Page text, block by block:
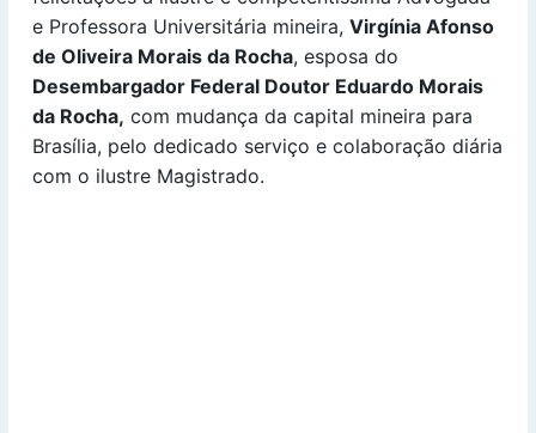
e Professora Universitária mineira,Virgínia Afonso
de Oliveira Morais da Rocha, esposa do
Desembargador Federal Doutor Eduardo Morais
da Rocha, com mudança da capital mineira para
Brasília, pelo dedicado serviço e colaboração diária
com o ilustre Magistrado.